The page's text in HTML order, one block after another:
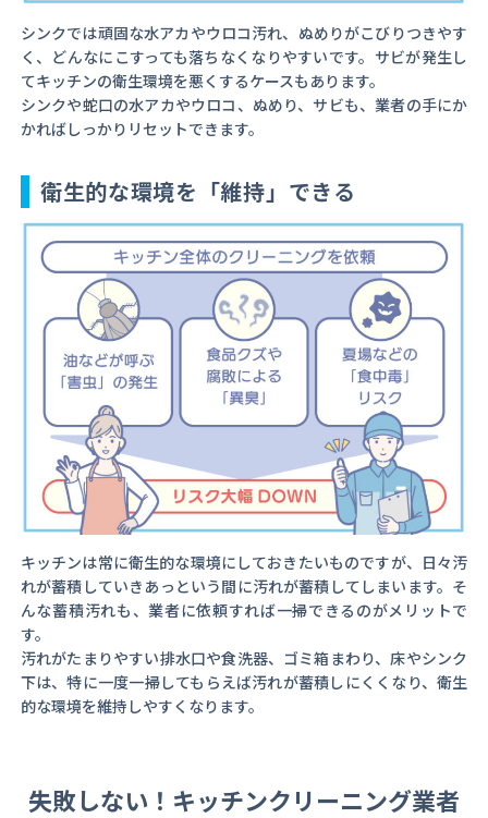
シンクでは頑固な水アカやウロコ汚れ、ぬめりがこびりつきやす
く、どんなにこすっても落ちなくなりやすいです。サビが発生し
てキッチンの衛生環境を悪くするケースもあります。
シンクや蛇口の水アカやウロコ、ぬめり、サビも、業者の手にか
かればしっかりリセットできます。
衛生的な環境を「維持」できる
キッチンは常に衛生的な環境にしておきたいものですが、日々汚
れが蓄積していきあっという間に汚れが蓄積してしまいます。そ
んな蓄積汚れも、業者に依頼すれば一掃できるのがメリットで
す。
汚れがたまりやすい排水口や食洗器、ゴミ箱まわり、床やシンク
下は、特に一度一掃してもらえば汚れが蓄積しにくくなり、衛生
的な環境を維持しやすくなります。
失敗しない！キッチンクリーニング業者